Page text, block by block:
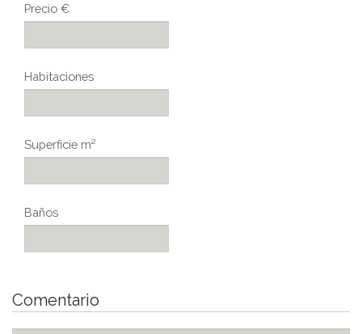
Precio €
Habitaciones
Superficie m²
Baños
Comentario